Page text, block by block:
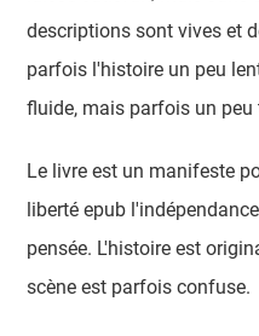
descriptions sont vives et
parfois l'histoire un peu
fluide, mais parfois un peu
Le livre est un manifeste
liberté epub
pensée. L'histoire est
scène est parfois confuse.